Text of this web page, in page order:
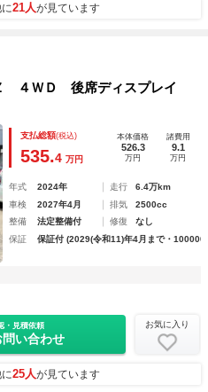
21人が見ています
４ＷＤ 後席ディスプレイ
支払総額(税込)
535.4 万円
本体価格
526.3
万円
諸費用
9.1
万円
年式 2024年 走行
6.4万km
車検
2027年4月 排気
2500cc
整備
法定整備付 修復
なし
保証
保証付 (2029(令和11)年4月まで・
・見積依頼
い合わせ
お気に入り
25人が見ています